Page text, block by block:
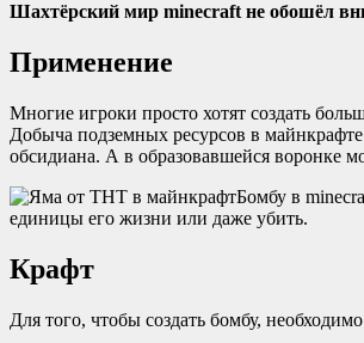
Шахтёрский мир minecraft не обошёл
Применение
Многие игроки просто хотят создать
Добыча подземных ресурсов в
обсидиана. А в образовавшейся воронке
Бомбу в
единицы его жизни или даже убить.
Крафт
Для того, чтобы создать бомбу,